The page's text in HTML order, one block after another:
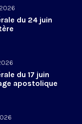
du 24 juin
du 17 juin
apostolique